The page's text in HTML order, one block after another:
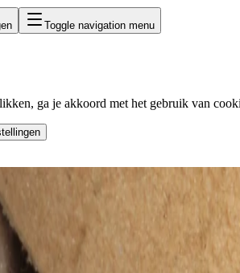
Toggle navigation menu
ga je akkoord met het gebruik van